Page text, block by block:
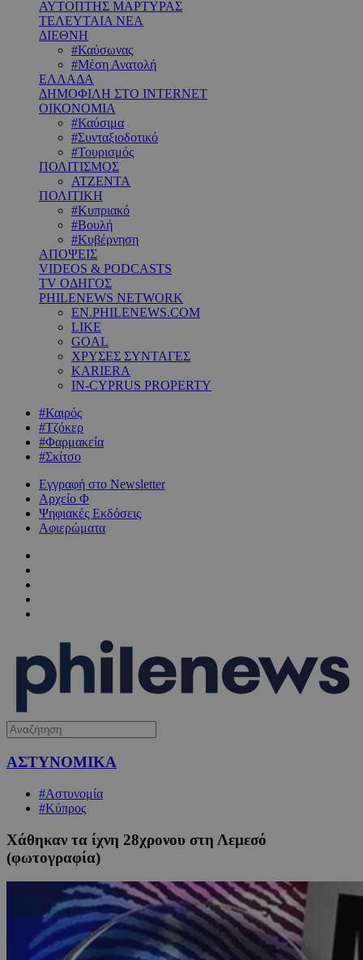
ΑΥΤΟΠΤΗΣ ΜΑΡΤΥΡΑΣ
ΤΕΛΕΥΤΑΙΑ ΝΕΑ
ΔΙΕΘΝΗ
#Καύσωνας
#Μέση Ανατολή
ΕΛΛΑΔΑ
ΔΗΜΟΦΙΛΗ ΣΤΟ INTERNET
ΟΙΚΟΝΟΜΙΑ
#Καύσιμα
#Συνταξιοδοτικό
#Τουρισμός
ΠΟΛΙΤΙΣΜΟΣ
ΑΤΖΕΝΤΑ
ΠΟΛΙΤΙΚΗ
#Κυπριακό
#Βουλή
#Κυβέρνηση
ΑΠΟΨΕΙΣ
VIDEOS & PODCASTS
TV ΟΔΗΓΟΣ
PHILENEWS NETWORK
EN.PHILENEWS.COM
LIKE
GOAL
ΧΡΥΣΕΣ ΣΥΝΤΑΓΕΣ
KARIERA
IN-CYPRUS PROPERTY
#Καιρός
#Τζόκερ
#Φαρμακεία
#Σκίτσο
Εγγραφή στο Newsletter
Αρχείο Φ
Ψηφιακές Εκδόσεις
Αφιερώματα
ΑΣΤΥΝΟΜΙΚΑ
#Αστυνομία
#Κύπρος
Χάθηκαν τα ίχνη 28χρονου στη Λεμεσό
(φωτογραφία)